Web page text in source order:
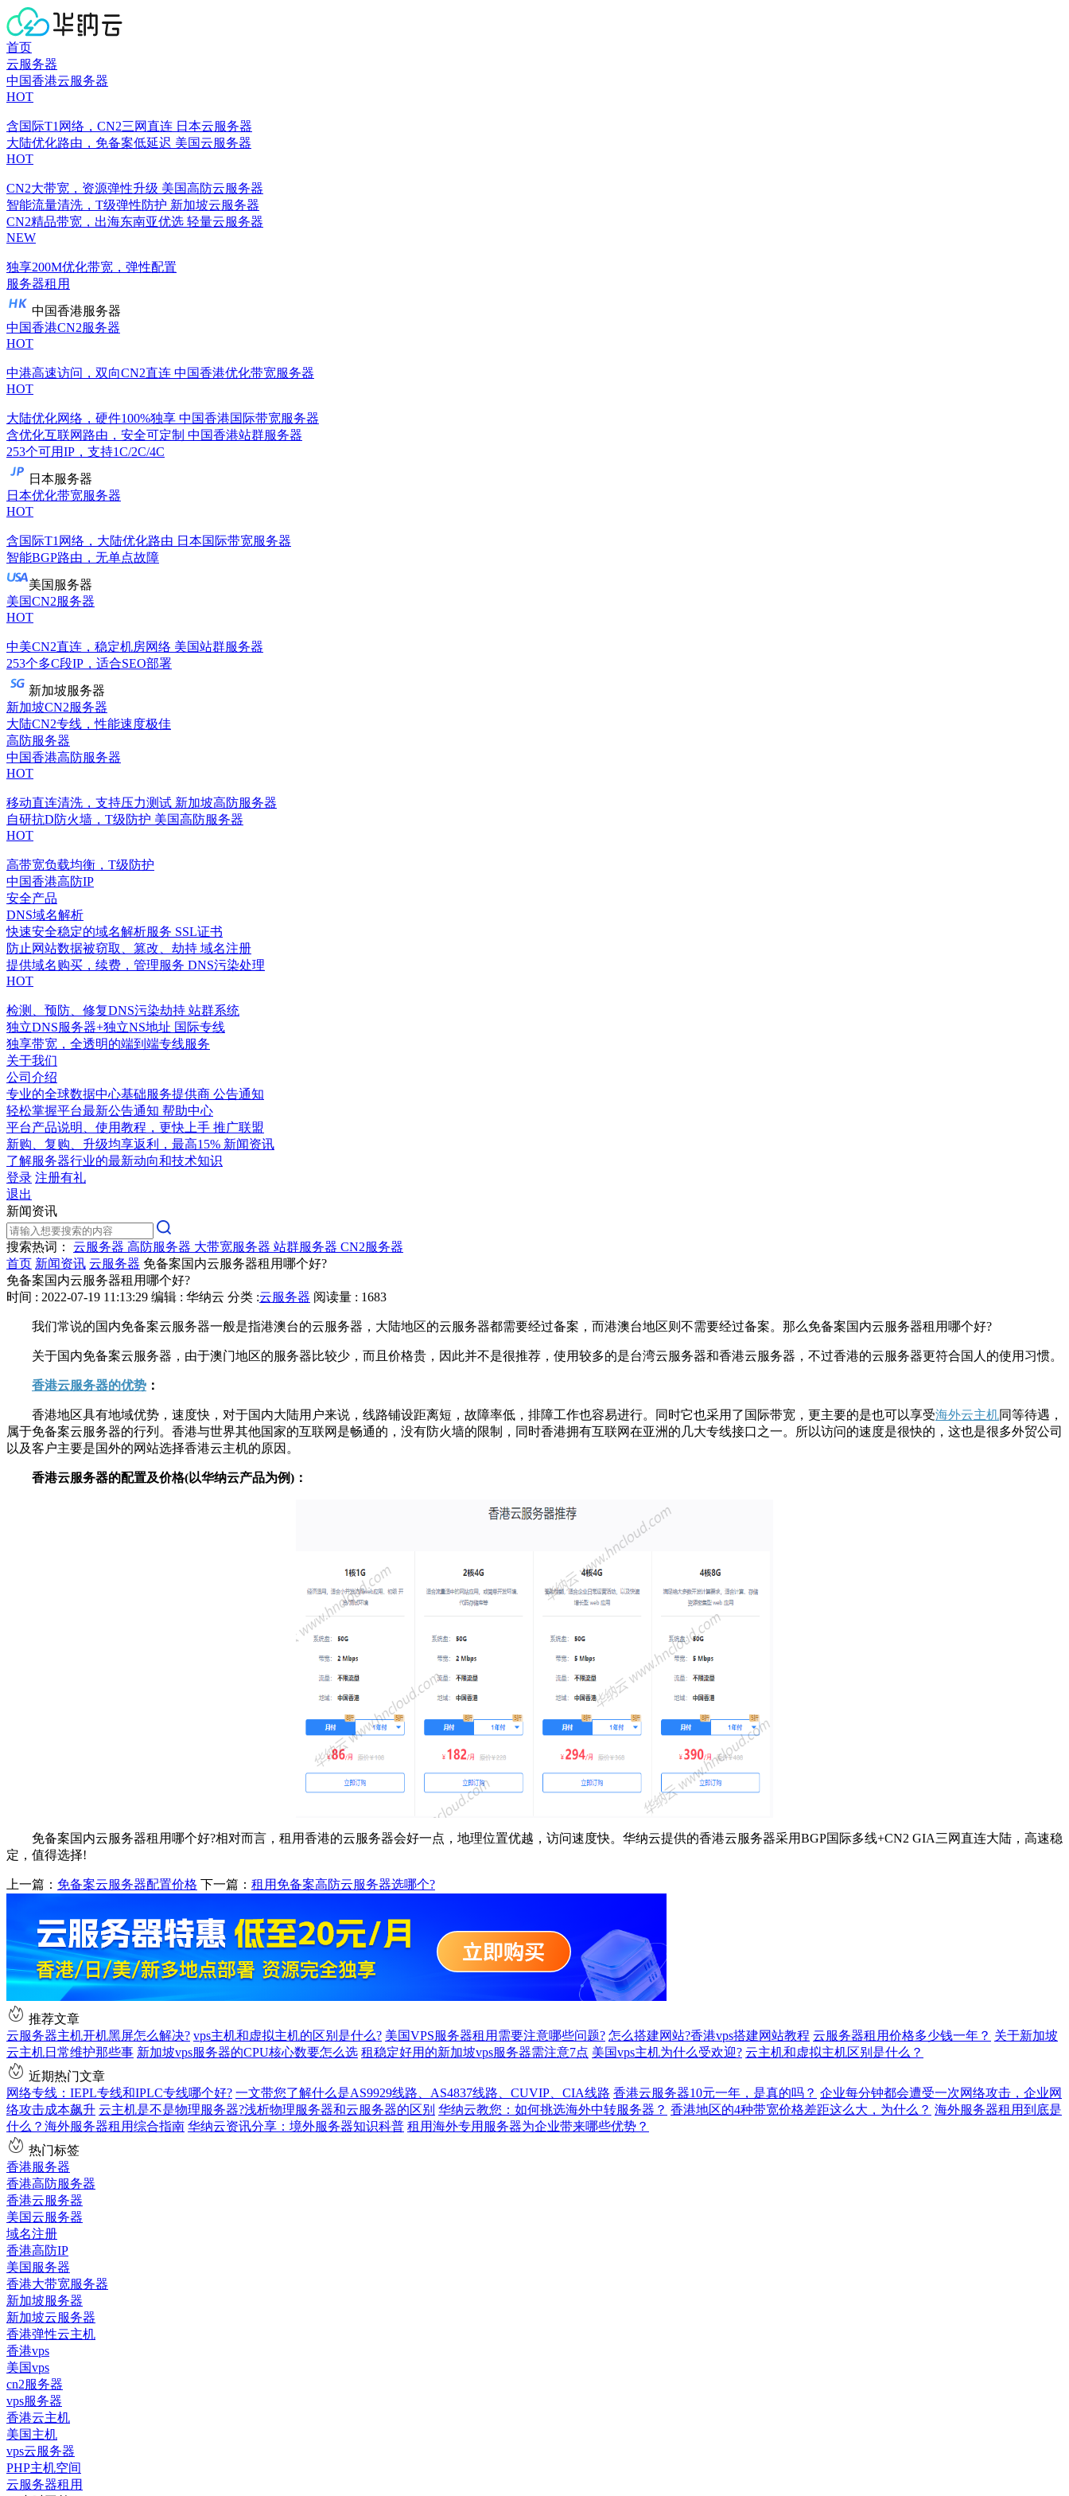
首页
云服务器
中国香港云服务器
HOT
含国际T1网络，CN2三网直连 日本云服务器
大陆优化路由，免备案低延迟 美国云服务器
HOT
CN2大带宽，资源弹性升级 美国高防云服务器
智能流量清洗，T级弹性防护 新加坡云服务器
CN2精品带宽，出海东南亚优选 轻量云服务器
NEW
独享200M优化带宽，弹性配置
服务器租用
中国香港服务器
中国香港CN2服务器
HOT
中港高速访问，双向CN2直连 中国香港优化带宽服务器
HOT
大陆优化网络，硬件100%独享 中国香港国际带宽服务器
含优化互联网路由，安全可定制 中国香港站群服务器
253个可用IP，支持1C/2C/4C
日本服务器
日本优化带宽服务器
HOT
含国际T1网络，大陆优化路由 日本国际带宽服务器
智能BGP路由，无单点故障
美国服务器
美国CN2服务器
HOT
中美CN2直连，稳定机房网络 美国站群服务器
253个多C段IP，适合SEO部署
新加坡服务器
新加坡CN2服务器
大陆CN2专线，性能速度极佳
高防服务器
中国香港高防服务器
HOT
移动直连清洗，支持压力测试 新加坡高防服务器
自研抗D防火墙，T级防护 美国高防服务器
HOT
高带宽负载均衡，T级防护
中国香港高防IP
安全产品
DNS域名解析
快速安全稳定的域名解析服务 SSL证书
防止网站数据被窃取、篡改、劫持 域名注册
提供域名购买，续费，管理服务 DNS污染处理
HOT
检测、预防、修复DNS污染劫持 站群系统
独立DNS服务器+独立NS地址 国际专线
独享带宽，全透明的端到端专线服务
关于我们
公司介绍
专业的全球数据中心基础服务提供商 公告通知
轻松掌握平台最新公告通知 帮助中心
平台产品说明、使用教程，更快上手 推广联盟
新购、复购、升级均享返利，最高15% 新闻资讯
了解服务器行业的最新动向和技术知识
登录 注册有礼
退出
新闻资讯
搜索热词： 云服务器 高防服务器 大带宽服务器 站群服务器 CN2服务器
首页 新闻资讯 云服务器 免备案国内云服务器租用哪个好?
免备案国内云服务器租用哪个好?
时间 : 2022-07-19 11:13:29 编辑 : 华纳云 分类 :云服务器 阅读量 : 1683
我们常说的国内免备案云服务器一般是指港澳台的云服务器，大陆地区的云服务器都需要经过备案，而港澳台地区则不需要经过备案。那么免备案国内云服务器租用哪个好?
关于国内免备案云服务器，由于澳门地区的服务器比较少，而且价格贵，因此并不是很推荐，使用较多的是台湾云服务器和香港云服务器，不过香港的云服务器更符合国人的使用习惯。
香港云服务器的优势 ：
香港地区具有地域优势，速度快，对于国内大陆用户来说，线路铺设距离短，故障率低，排障工作也容易进行。同时它也采用了国际带宽，更主要的是也可以享受海外云主机同等待遇，
属于免备案云服务器的行列。香港与世界其他国家的互联网是畅通的，没有防火墙的限制，同时香港拥有互联网在亚洲的几大专线接口之一。所以访问的速度是很快的，这也是很多外贸公司
以及客户主要是国外的网站选择香港云主机的原因。
香港云服务器的配置及价格(以华纳云产品为例)：
免备案国内云服务器租用哪个好?相对而言，租用香港的云服务器会好一点，地理位置优越，访问速度快。华纳云提供的香港云服务器采用BGP国际多线+CN2 GIA三网直连大陆，高速稳
定，值得选择!
上一篇： 免备案云服务器配置价格 下一篇： 租用免备案高防云服务器选哪个?
推荐文章
云服务器主机开机黑屏怎么解决? vps主机和虚拟主机的区别是什么? 美国VPS服务器租用需要注意哪些问题? 怎么搭建网站?香港vps搭建网站教程 云服务器租用价格多少钱一年？ 关于新加坡
云主机日常维护那些事 新加坡vps服务器的CPU核心数要怎么选 租稳定好用的新加坡vps服务器需注意7点 美国vps主机为什么受欢迎? 云主机和虚拟主机区别是什么？
近期热门文章
网络专线：IEPL专线和IPLC专线哪个好? 一文带您了解什么是AS9929线路、AS4837线路、CUVIP、CIA线路 香港云服务器10元一年，是真的吗？ 企业每分钟都会遭受一次网络攻击，企业网
络攻击成本飙升 云主机是不是物理服务器?浅析物理服务器和云服务器的区别 华纳云教您：如何挑选海外中转服务器？ 香港地区的4种带宽价格差距这么大，为什么？ 海外服务器租用到底是
什么？海外服务器租用综合指南 华纳云资讯分享：境外服务器知识科普 租用海外专用服务器为企业带来哪些优势？
热门标签
香港服务器
香港高防服务器
香港云服务器
美国云服务器
域名注册
香港高防IP
美国服务器
香港大带宽服务器
新加坡服务器
新加坡云服务器
香港弹性云主机
香港vps
美国vps
cn2服务器
vps服务器
香港云主机
美国主机
vps云服务器
PHP主机空间
云服务器租用